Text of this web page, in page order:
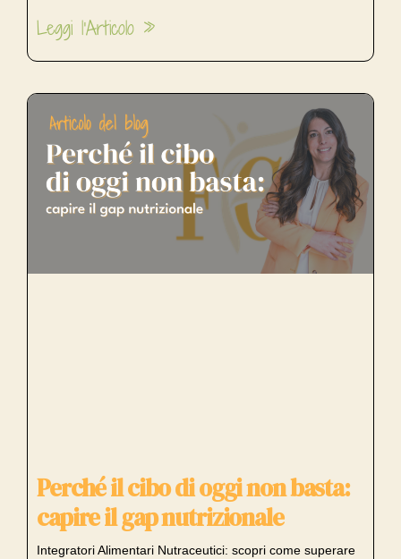
Leggi l'Articolo »
Perché il cibo di oggi non basta:
capire il gap nutrizionale
Integratori Alimentari Nutraceutici: scopri come superare